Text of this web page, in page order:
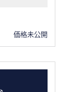
価格未公開